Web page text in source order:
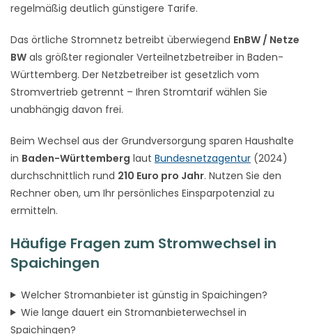
regelmäßig deutlich günstigere Tarife.
Das örtliche Stromnetz betreibt überwiegend EnBW / Netze
BW als größter regionaler Verteilnetzbetreiber in Baden-
Württemberg. Der Netzbetreiber ist gesetzlich vom
Stromvertrieb getrennt – Ihren Stromtarif wählen Sie
unabhängig davon frei.
Beim Wechsel aus der Grundversorgung sparen Haushalte
in Baden-Württemberg laut Bundesnetzagentur (2024)
durchschnittlich rund 210 Euro pro Jahr. Nutzen Sie den
Rechner oben, um Ihr persönliches Einsparpotenzial zu
ermitteln.
Häufige Fragen zum Stromwechsel in
Spaichingen
Welcher Stromanbieter ist günstig in Spaichingen?
Wie lange dauert ein Stromanbieterwechsel in
Spaichingen?